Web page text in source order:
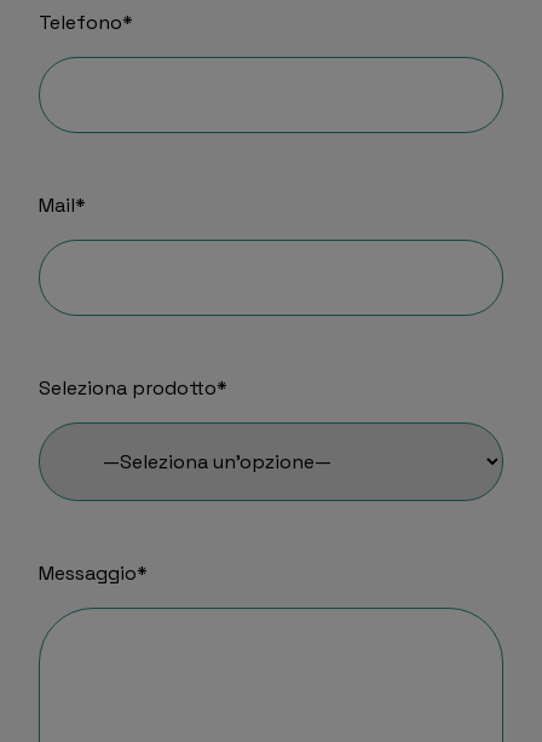
Telefono*
Mail*
Seleziona prodotto*
Messaggio*